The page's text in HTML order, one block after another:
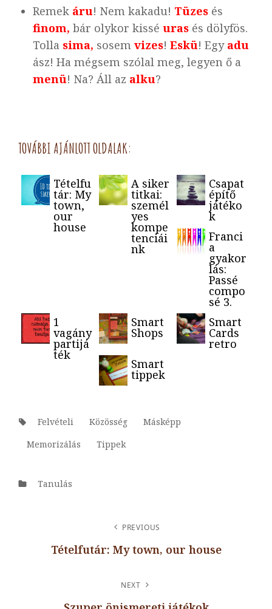
Remek áru! Nem kakadu! Tüzes és
finom, bár olykor kissé uras és dölyfös.
Tolla sima, sosemvizes! Eskü! Egy adu
ász! Ha mégsem szólal meg, legyen ő a
menü! Na? Áll az alku?
TOVÁBBI AJÁNLOTT OLDALAK:
Tételfu
tár: My
town,
our
house
A siker
titkai:
személ
yes
kompe
tenciái
nk
Csapat
építő
játéko
k
Franci
a
gyakor
lás:
Passé
compo
sé 3.
1
vagány
partijá
ték
Smart
Shops
Smart
Cards
retro
Smart
tippek
Tags:
Felvételi Közösség
Másképp
Memorizálás
Tippek
Categories
Tanulás
NAVIGÁCIÓ
PREVIOUS
Tételfutár: My town, our house
NEXT